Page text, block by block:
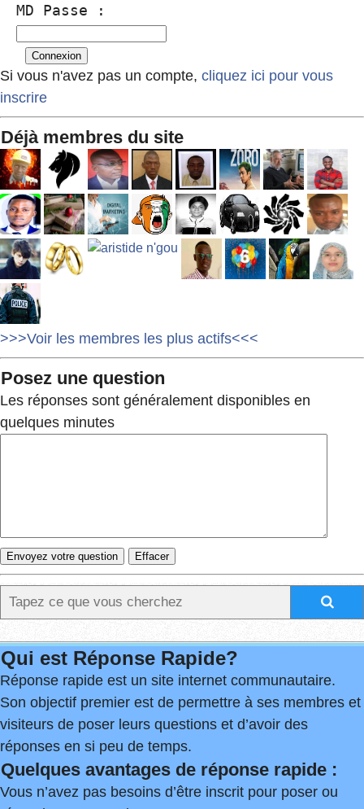
MD Passe :
Si vous n'avez pas un compte, cliquez ici pour vous
inscrire
Déjà membres du site
>>>Voir les membres les plus actifs<<<
Posez une question
Les réponses sont généralement disponibles en
quelques minutes
Qui est Réponse Rapide?
Réponse rapide est un site internet communautaire.
Son objectif premier est de permettre à ses membres et
visiteurs de poser leurs questions et d’avoir des
réponses en si peu de temps.
Quelques avantages de réponse rapide :
Vous n’avez pas besoins d’être inscrit pour poser ou